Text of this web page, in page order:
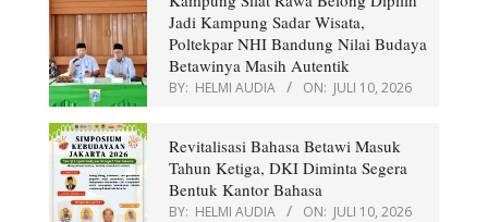
Jadi Kampung Sadar Wisata,
Poltekpar NHI Bandung Nilai Budaya
Betawinya Masih Autentik
BY: HELMI AUDIA ON: JULI 10, 2026
Revitalisasi Bahasa Betawi Masuk
Tahun Ketiga, DKI Diminta Segera
Bentuk Kantor Bahasa
BY: HELMI AUDIA ON: JULI 10, 2026